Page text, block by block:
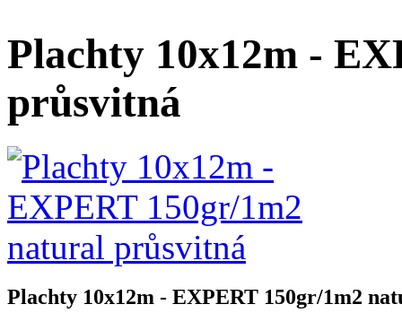
Plachty 10x12m -
průsvitná
Plachty 10x12m - EXPERT 150gr/1m2